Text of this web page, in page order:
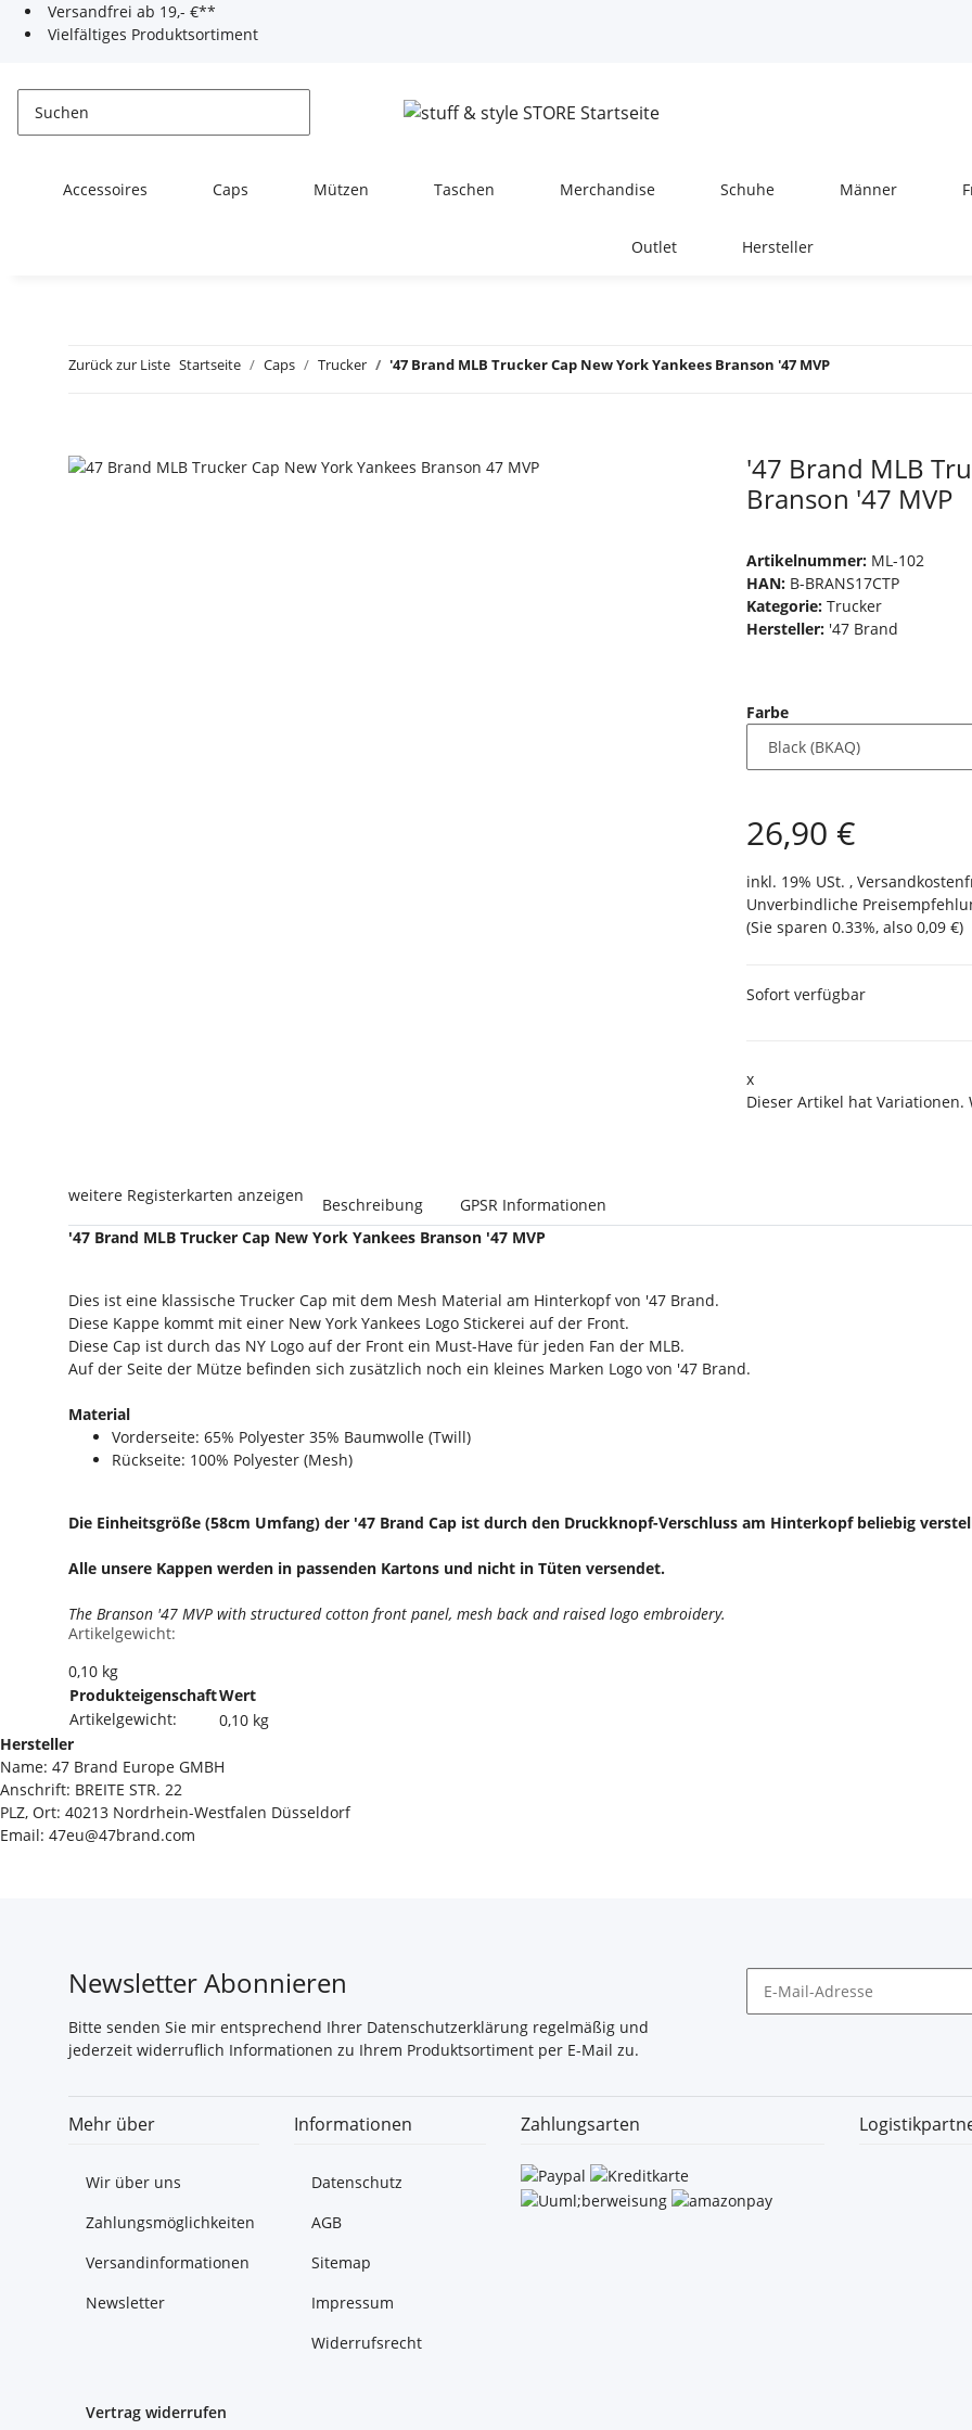
Versandfrei ab 19,- €**
Vielfältiges Produktsortiment
Accessoires Caps Mützen Taschen Merchandise Schuhe Männer
Outlet Hersteller
Zurück zur Liste Startseite Caps Trucker '47 Brand MLB Trucker Cap New York Yankees Branson '47 MVP
'47 Brand MLB
Branson '47 MVP
Artikelnummer: ML-102
HAN: B-BRANS17CTP
Kategorie: Trucker
Hersteller: '47 Brand
Farbe
26,90 €
inkl. 19% USt. ,
Unverbindliche
(Sie sparen 0.33%, also 0,09 €)
Sofort verfügbar
x
Dieser Artikel hat
weitere Registerkarten anzeigen Beschreibung
GPSR Informationen
'47 Brand MLB Trucker Cap New York Yankees Branson '47 MVP
Dies ist eine klassische Trucker Cap mit dem Mesh Material am Hinterkopf von '47 Brand.
Diese Kappe kommt mit einer New York Yankees Logo Stickerei auf der Front.
Diese Cap ist durch das NY Logo auf der Front ein Must-Have für jeden Fan der MLB.
Auf der Seite der Mütze befinden sich zusätzlich noch ein kleines Marken Logo von '47 Brand.
Material
Vorderseite: 65% Polyester 35% Baumwolle (Twill)
Rückseite: 100% Polyester (Mesh)
Die Einheitsgröße (58cm Umfang) der '47 Brand Cap ist durch den Druckknopf-Verschluss am Hinterkopf beliebig
Alle unsere Kappen werden in passenden Kartons und nicht in Tüten versendet.
The Branson '47 MVP with structured cotton front panel, mesh back and raised logo embroidery.
Artikelgewicht:
0,10 kg
ProdukteigenschaftWert
Artikelgewicht:
0,10 kg
Hersteller
Name: 47 Brand Europe GMBH
Anschrift: BREITE STR. 22
PLZ, Ort: 40213 Nordrhein-Westfalen Düsseldorf
Email: 47eu@47brand.com
Newsletter Abonnieren
Bitte senden Sie mir entsprechend Ihrer Datenschutzerklärung regelmäßig und
jederzeit widerruflich Informationen zu Ihrem Produktsortiment per E-Mail zu.
Mehr über
Wir über uns
Zahlungsmöglichkeiten
Versandinformationen
Newsletter
Informationen
Datenschutz
AGB
Sitemap
Impressum
Widerrufsrecht
Zahlungsarten
Vertrag widerrufen